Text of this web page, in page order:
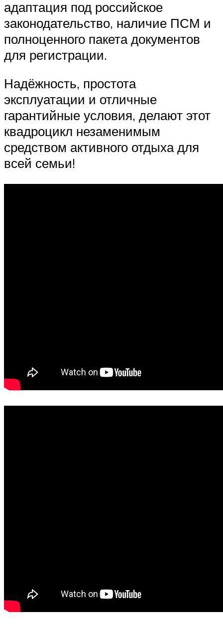
адаптация под российское
законодательство, наличие ПСМ и
полноценного пакета документов
для регистрации.
Надёжность, простота
эксплуатации и отличные
гарантийные условия, делают этот
квадроцикл незаменимым
средством активного отдыха для
всей семьи!